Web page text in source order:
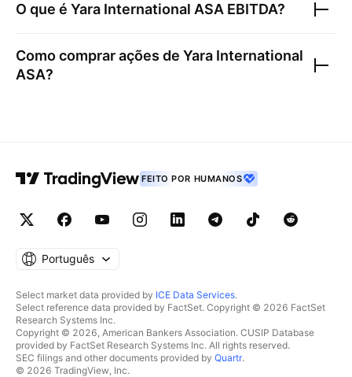
O que é Yara International ASA EBITDA?
Como comprar ações de Yara International
ASA?
FEITO POR HUMANOS
Português
Select market data provided by ICE Data Services.
Select reference data provided by FactSet. Copyright © 2026 FactSet
Research Systems Inc.
Copyright © 2026, American Bankers Association. CUSIP Database
provided by FactSet Research Systems Inc. All rights reserved.
SEC filings and other documents provided by Quartr.
© 2026 TradingView, Inc.